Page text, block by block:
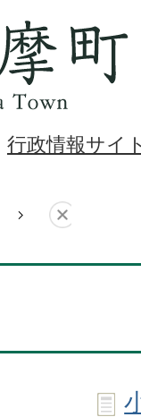
行政情報サイ